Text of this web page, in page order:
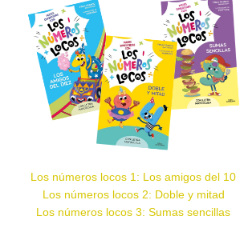
Los números locos 1: Los amigos del 10
Los números locos 2: Doble y mitad
Los números locos 3: Sumas sencillas